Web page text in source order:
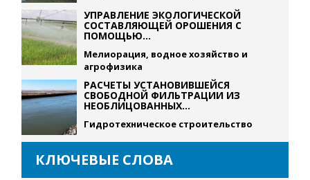
УПРАВЛЕНИЕ ЭКОЛОГИЧЕСКОЙ
СОСТАВЛЯЮЩЕЙ ОРОШЕНИЯ С
ПОМОЩЬЮ...
Мелиорация, водное хозяйство и
агрофизика
РАСЧЕТЫ УСТАНОВИВШЕЙСЯ
СВОБОДНОЙ ФИЛЬТРАЦИИ ИЗ
НЕОБЛИЦОВАННЫХ...
Гидротехническое строительство
КЛЮЧЕВЫЕ СЛОВА